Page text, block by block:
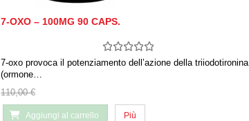
7-OXO – 100MG 90 CAPS.
7-oxo provoca il potenziamento dell’azione della triiodotironina
(ormone…
110,00 €
Aggiungi al carrello Più